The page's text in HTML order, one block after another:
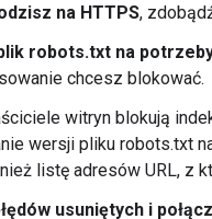
na HTTPS,
robots.txt na
chcesz blokować.
witryn blokują
wersji pliku robots.txt
listę adresów URL, z
usuniętych i